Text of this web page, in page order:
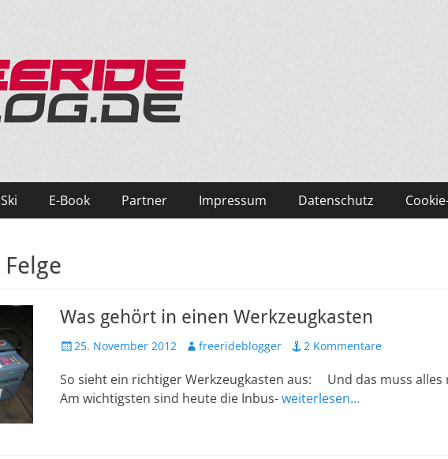
Ski E-Book Partner Impressum Datenschutz
Felge
Was gehört in einen Werkzeugkasten
Veröffentlicht
25. November 2012 Autorfreerideblogger 2 Kommentare
So sieht ein richtiger Werkzeugkasten aus: Und das muss alles
Am wichtigsten sind heute die Inbus-weiterlesen…